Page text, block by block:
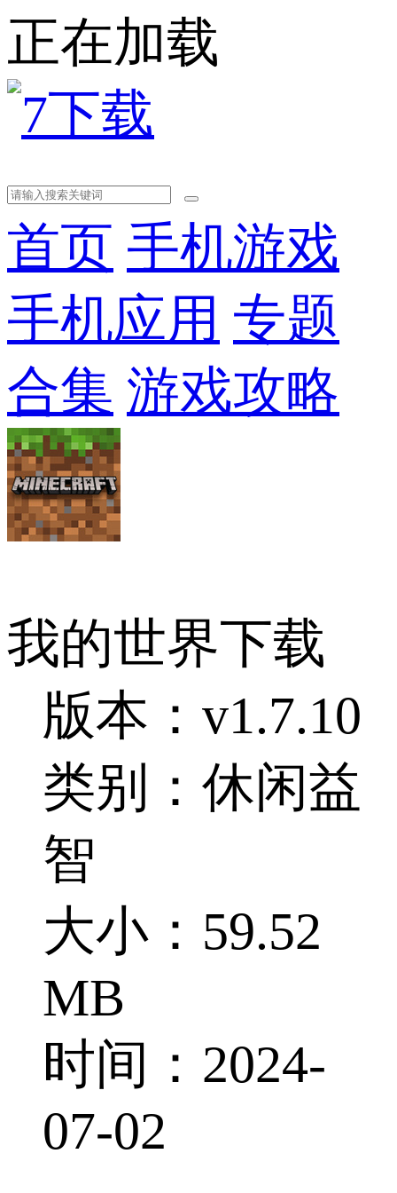
正在加载
首页 手机游戏
手机应用 专题
合集 游戏攻略
我的世界下载
版本：v1.7.10
类别：休闲益
智
大小：59.52
MB
时间：2024-
07-02